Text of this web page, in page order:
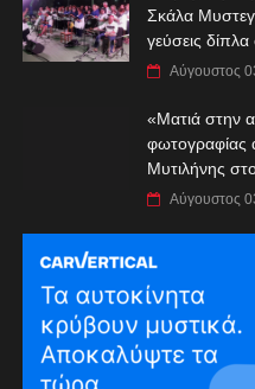
Σκάλα
γεύσεις
Αύγουστος
«Ματιά στην
φωτογραφίας
Μυτιλήνης
Αύγουστος